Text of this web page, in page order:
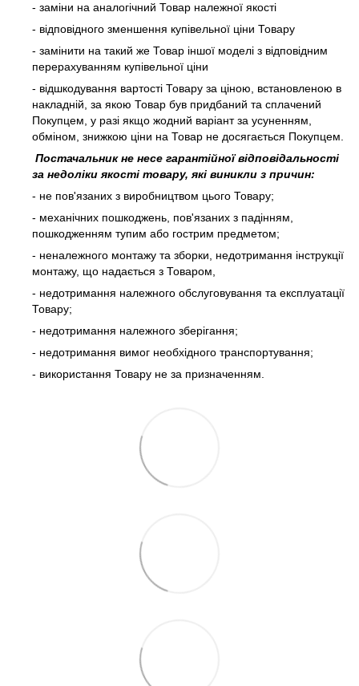
- заміни на аналогічний Товар належної якості
- відповідного зменшення купівельної ціни Товару
- замінити на такий же Товар іншої моделі з відповідним
перерахуванням купівельної ціни
- відшкодування вартості Товару за ціною, встановленою в
накладній, за якою Товар був придбаний та сплачений
Покупцем, у разі якщо жодний варіант за усуненням,
обміном, знижкою ціни на Товар не досягається Покупцем.
Постачальник не несе гарантійної відповідальності
за недоліки якості товару, які виникли з причин:
- не пов'язаних з виробництвом цього Товару;
- механічних пошкоджень, пов'язаних з падінням,
пошкодженням тупим або гострим предметом;
- неналежного монтажу та зборки, недотримання інструкції
монтажу, що надається з Товаром,
- недотримання належного обслуговування та експлуатації
Товару;
- недотримання належного зберігання;
- недотримання вимог необхідного транспортування;
- використання Товару не за призначенням.